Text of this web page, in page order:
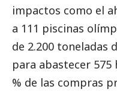
impactos como el
a 111 piscinas
de 2.200 toneladas
para abastecer 575
% de las compras